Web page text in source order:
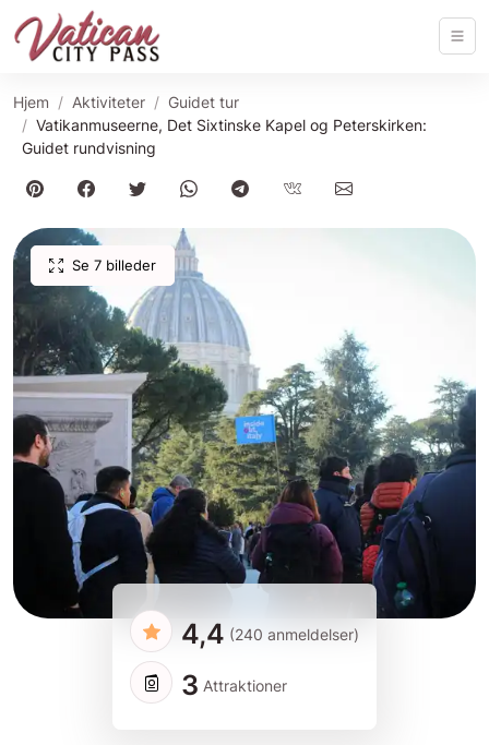
Hjem Aktiviteter
Guidet tur
Vatikanmuseerne, Det Sixtinske Kapel og Peterskirken:
Guidet rundvisning
Se 7 billeder
4,4 (240 anmeldelser)
3 Attraktioner